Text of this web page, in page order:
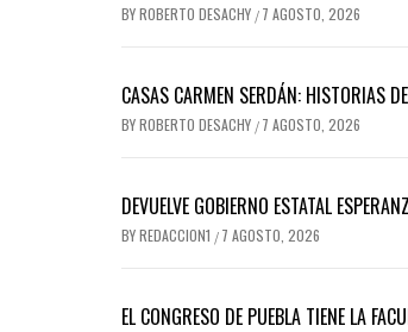
BYROBERTO DESACHY / 7 AGOSTO, 2026
CASAS CARMEN SERDÁN: HISTORIAS
BYROBERTO DESACHY / 7 AGOSTO, 2026
DEVUELVE GOBIERNO ESTATAL
BYREDACCION1 / 7 AGOSTO, 2026
EL CONGRESO DE PUEBLA TIENE LA